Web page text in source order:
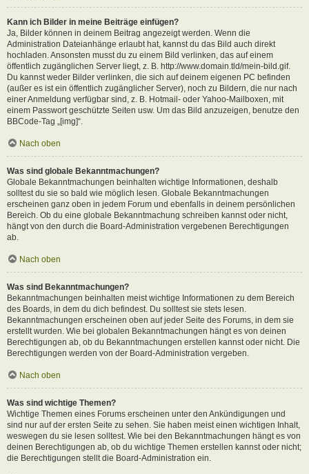
Kann ich Bilder in meine Beiträge einfügen?
Ja, Bilder können in deinem Beitrag angezeigt werden. Wenn die
Administration Dateianhänge erlaubt hat, kannst du das Bild auch direkt
hochladen. Ansonsten musst du zu einem Bild verlinken, das auf einem
öffentlich zugänglichen Server liegt, z. B. http://www.domain.tld/mein-bild.gif.
Du kannst weder Bilder verlinken, die sich auf deinem eigenen PC befinden
(außer es ist ein öffentlich zugänglicher Server), noch zu Bildern, die nur nach
einer Anmeldung verfügbar sind, z. B. Hotmail- oder Yahoo-Mailboxen, mit
einem Passwort geschützte Seiten usw. Um das Bild anzuzeigen, benutze den
BBCode-Tag „[img]“.
Nach oben
Was sind globale Bekanntmachungen?
Globale Bekanntmachungen beinhalten wichtige Informationen, deshalb
solltest du sie so bald wie möglich lesen. Globale Bekanntmachungen
erscheinen ganz oben in jedem Forum und ebenfalls in deinem persönlichen
Bereich. Ob du eine globale Bekanntmachung schreiben kannst oder nicht,
hängt von den durch die Board-Administration vergebenen Berechtigungen
ab.
Nach oben
Was sind Bekanntmachungen?
Bekanntmachungen beinhalten meist wichtige Informationen zu dem Bereich
des Boards, in dem du dich befindest. Du solltest sie stets lesen.
Bekanntmachungen erscheinen oben auf jeder Seite des Forums, in dem sie
erstellt wurden. Wie bei globalen Bekanntmachungen hängt es von deinen
Berechtigungen ab, ob du Bekanntmachungen erstellen kannst oder nicht. Die
Berechtigungen werden von der Board-Administration vergeben.
Nach oben
Was sind wichtige Themen?
Wichtige Themen eines Forums erscheinen unter den Ankündigungen und
sind nur auf der ersten Seite zu sehen. Sie haben meist einen wichtigen Inhalt,
weswegen du sie lesen solltest. Wie bei den Bekanntmachungen hängt es von
deinen Berechtigungen ab, ob du wichtige Themen erstellen kannst oder nicht;
die Berechtigungen stellt die Board-Administration ein.